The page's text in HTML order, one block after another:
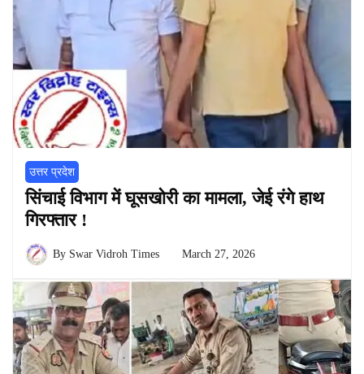
उत्तर प्रदेश
सिंचाई विभाग में घूसखोरी का मामला, जेई रंगे हाथ
गिरफ्तार !
By Swar Vidroh Times March 27, 2026